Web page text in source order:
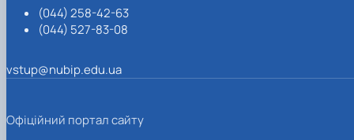
(044) 258-42-63
(044) 527-83-08
vstup@nubip.edu.ua
Офіційний портал сайту